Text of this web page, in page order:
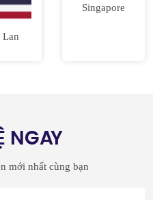
Lan
Singapore
NGAY
mới nhất cùng bạn